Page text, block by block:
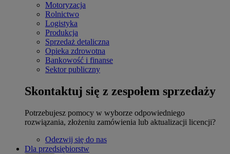
Motoryzacja
Rolnictwo
Logistyka
Produkcja
Sprzedaż detaliczna
Opieka zdrowotna
Bankowość i finanse
Sektor publiczny
Skontaktuj się z zespołem sprzedaży
Potrzebujesz pomocy w wyborze odpowiedniego
rozwiązania, złożeniu zamówienia lub aktualizacji licencji?
Odezwij się do nas
Dla przedsiębiorstw